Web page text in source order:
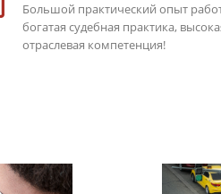
Большой практический опыт
богатая судебная практика,
отраслевая компетенция!